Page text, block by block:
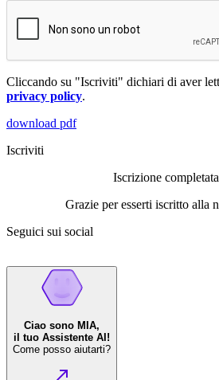
Cliccando su "Iscriviti" dichiari di aver
privacy policy.
download pdf
Iscriviti
Iscrizione completata
Grazie per esserti iscritto alla
Seguici sui social
Ciao sono MIA,
il tuo Assistente AI!
Come posso aiutarti?